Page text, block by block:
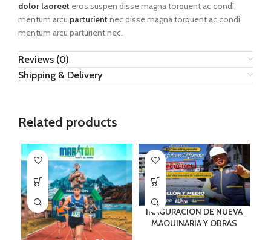
dolor laoreet eros suspen disse magna torquent ac condi
mentum arcu parturient nec disse magna torquent ac condi
mentum arcu parturient nec.
Reviews (0)
Shipping & Delivery
Related products
INAGURACION DE NUEVA
MAQUINARIA Y OBRAS